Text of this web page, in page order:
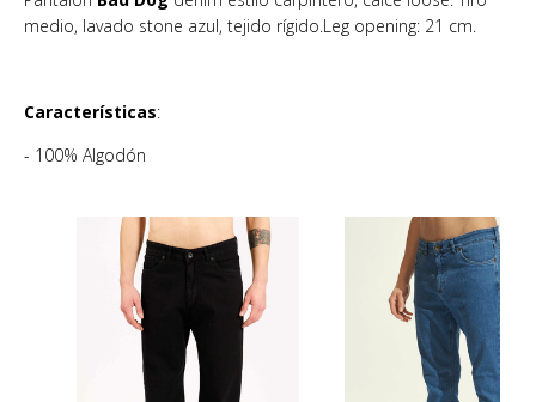
medio, lavado stone azul, tejido rígido.Leg opening: 21 cm.
Características:
- 100% Algodón